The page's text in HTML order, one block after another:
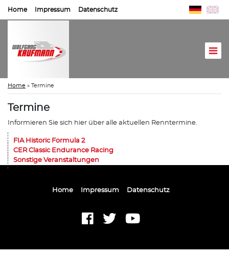
Home Impressum Datenschutz
Home » Termine
Termine
Informieren Sie sich hier über alle aktuellen Renntermine.
FIA Historic Formula 2
CER Classic Endurance Racing
Sonstige Veranstaltungen
Home Impressum Datenschutz